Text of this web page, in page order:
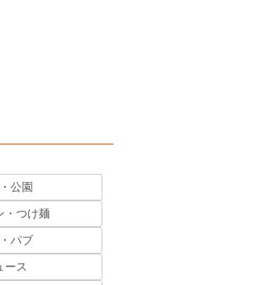
公園
・つけ麺
パブ
ース